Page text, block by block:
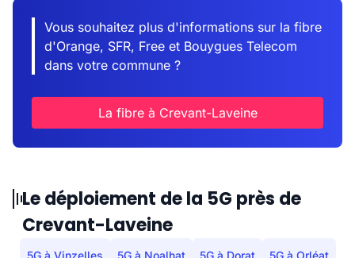
Vous souhaitez plus d'informations sur la fibre
d'Orange, SFR, Free et Bouygues Telecom
dans votre commune ?
La fibre à Crevant-Laveine
Le déploiement de la 5G près de
Crevant-Laveine
5G à Vinzelles 5G à Noalhat 5G à Dorat 5G à Orléat